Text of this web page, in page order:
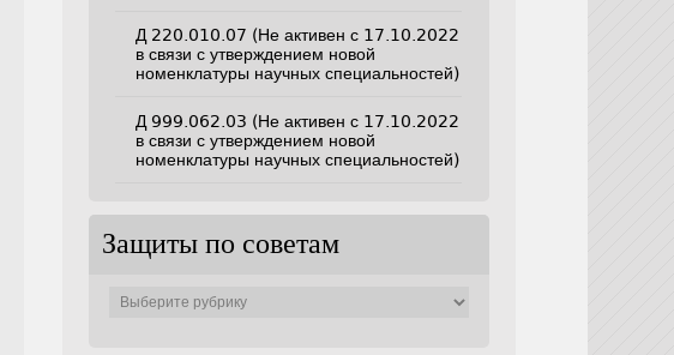
Д 220.010.07 (Не активен с 17.10.2022
в связи с утверждением новой
номенклатуры научных специальностей)
Д 999.062.03 (Не активен с 17.10.2022
в связи с утверждением новой
номенклатуры научных специальностей)
Защиты по советам